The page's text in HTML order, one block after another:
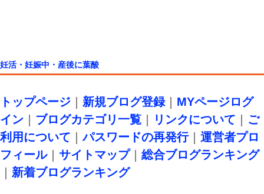
妊活・妊娠中・産後に葉酸
トップページ 新規ブログ登録｜ MYページログ
イン
ブログカテゴリ一覧 リンクについて
ご
利用について ｜パスワードの再発行｜ 運営者プロ
フィール｜ サイトマップ｜ 総合ブログランキング
新着ブログランキング